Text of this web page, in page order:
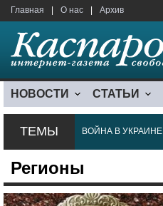
Главная О нас Архив
НОВОСТИ СТАТЬИ
ТЕМЫ ВОЙНА В УКРАИНЕ
Регионы